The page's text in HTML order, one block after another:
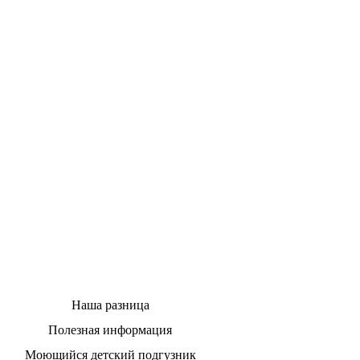
Наша разница
Полезная информация
Моющийся детский подгузник